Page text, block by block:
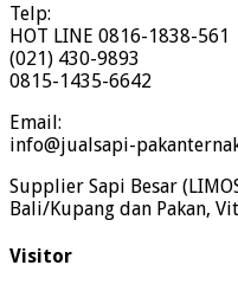
Telp:
HOT LINE 0816-1838-561
(021) 430-9893
0815-1435-6642
Email:
info@jualsapi-
Supplier Sapi Besar
Bali/Kupang dan Pakan,
Visitor